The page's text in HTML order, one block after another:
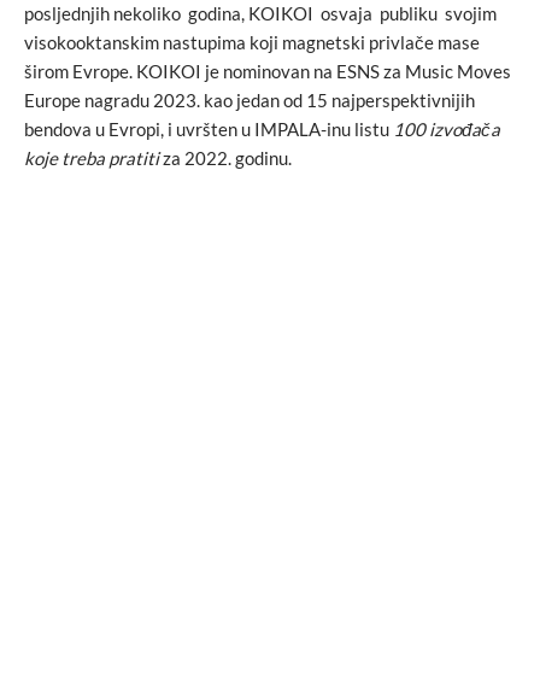
posljednjih nekoliko godina, KOIKOI osvaja publiku svojim
visokooktanskim nastupima koji magnetski privlače mase
širom Evrope. KOIKOI je nominovan na ESNS za Music Moves
Europe nagradu 2023. kao jedan od 15 najperspektivnijih
bendova u Evropi, i uvršten u IMPALA-inu listu 100 izvođača
koje treba pratitiza 2022. godinu.